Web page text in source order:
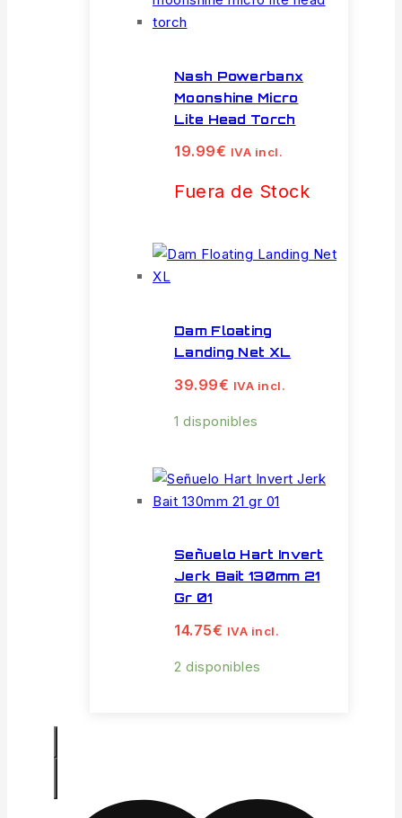
Nash Powerbanx
Moonshine Micro
Lite Head Torch
19.99€ IVA incl.
Fuera de Stock
Dam Floating
Landing Net XL
39.99€ IVA incl.
1 disponibles
Señuelo Hart Invert
Jerk Bait 130mm 21
Gr 01
14.75€ IVA incl.
2 disponibles